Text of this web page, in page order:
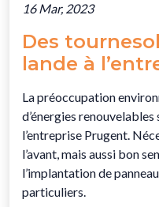
16 Mar, 2023
Des
lande à
La préoccupation
d’énergies
l’entreprise Prugent.
l’avant, mais aussi bon
l’implantation de
particuliers.